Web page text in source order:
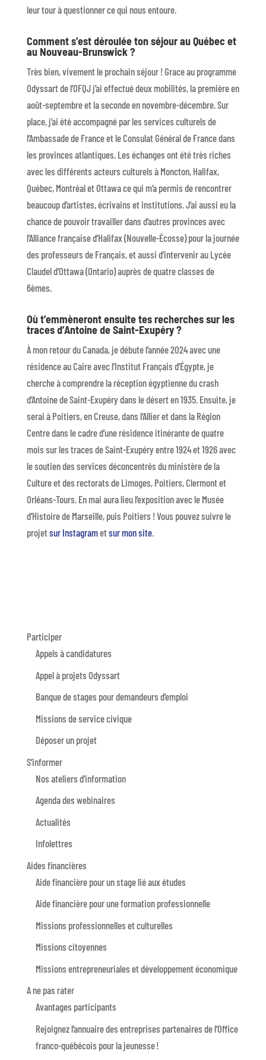
leur tour à questionner ce qui nous entoure.
Comment s’est déroulée ton séjour au Québec et
au Nouveau-Brunswick ?
Très bien, vivement le prochain séjour ! Grace au programme
Odyssart de l’OFQJ j’ai effectué deux mobilités, la première en
août-septembre et la seconde en novembre-décembre. Sur
place, j’ai été accompagné par les services culturels de
l’Ambassade de France et le Consulat Général de France dans
les provinces atlantiques. Les échanges ont été très riches
avec les différents acteurs culturels à Moncton, Halifax,
Québec, Montréal et Ottawa ce qui m’a permis de rencontrer
beaucoup d’artistes, écrivains et institutions. J’ai aussi eu la
chance de pouvoir travailler dans d’autres provinces avec
l’Alliance française d’Halifax (Nouvelle-Écosse) pour la journée
des professeurs de Français, et aussi d’intervenir au Lycée
Claudel d’Ottawa (Ontario) auprès de quatre classes de
6èmes.
Où t’emmèneront ensuite tes recherches sur les
traces d’Antoine de Saint-Exupéry ?
À mon retour du Canada, je débute l’année 2024 avec une
résidence au Caire avec l’Institut Français d’Égypte, je
cherche à comprendre la réception égyptienne du crash
d’Antoine de Saint-Exupéry dans le désert en 1935. Ensuite, je
serai à Poitiers, en Creuse, dans l’Allier et dans la Région
Centre dans le cadre d’une résidence itinérante de quatre
mois sur les traces de Saint-Exupéry entre 1924 et 1926 avec
le soutien des services déconcentrés du ministère de la
Culture et des rectorats de Limoges, Poitiers, Clermont et
Orléans-Tours. En mai aura lieu l’exposition avec le Musée
d’Histoire de Marseille, puis Poitiers ! Vous pouvez suivre le
projetsur Instagrametsur mon site.
Participer
Appels à candidatures
Appel à projets Odyssart
Banque de stages pour demandeurs d’emploi
Missions de service civique
Déposer un projet
S’informer
Nos ateliers d’information
Agenda des webinaires
Actualités
Infolettres
Aides financières
Aide financière pour un stage lié aux études
Aide financière pour une formation professionnelle
Missions professionnelles et culturelles
Missions citoyennes
Missions entrepreneuriales et développement économique
A ne pas rater
Avantages participants
Rejoignez l’annuaire des entreprises partenaires de l’Office
franco-québécois pour la jeunesse !